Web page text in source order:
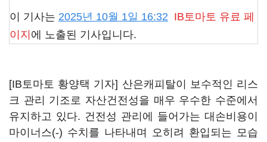
이 기사는 2025년 10월 1일 16:32 IB토마토 유료 페
이지 에 노출된 기사입니다.
[IB토마토 황양택 기자] 산은캐피탈이 보수적인 리스
크 관리 기조로 자산건전성을 매우 우수한 수준에서
유지하고 있다. 건전성 관리에 들어가는 대손비용이
마이너스(-) 수치를 나타내며 오히려 환입되는 모습